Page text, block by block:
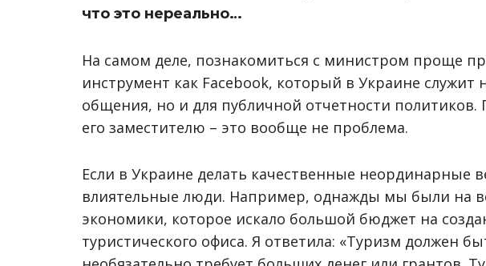
что это нереально…
На самом деле, познакомиться с министром проще
инструмент как Facebook, который в Украине служит
общения, но и для публичной отчетности
его заместителю – это вообще не проблема.
Если в Украине делать качественные неординарные
влиятельные люди. Например, однажды мы были на
экономики, которое искало большой бюджет на
туристического офиса. Я ответила: «Туризм должен